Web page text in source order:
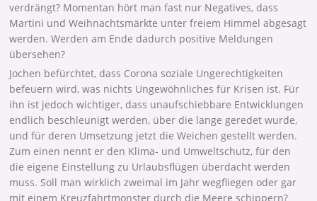
verdrängt? Momentan hört man fast nur Negatives, dass
Martini und Weihnachtsmärkte unter freiem Himmel abgesagt
werden. Werden am Ende dadurch positive Meldungen
übersehen?
Jochen befürchtet, dass Corona soziale Ungerechtigkeiten
befeuern wird, was nichts Ungewöhnliches für Krisen ist. Für
ihn ist jedoch wichtiger, dass unaufschiebbare Entwicklungen
endlich beschleunigt werden, über die lange geredet wurde,
und für deren Umsetzung jetzt die Weichen gestellt werden.
Zum einen nennt er den Klima- und Umweltschutz, für den
die eigene Einstellung zu Urlaubsflügen überdacht werden
muss. Soll man wirklich zweimal im Jahr wegfliegen oder gar
mit einem Kreuzfahrtmonster durch die Meere schippern?